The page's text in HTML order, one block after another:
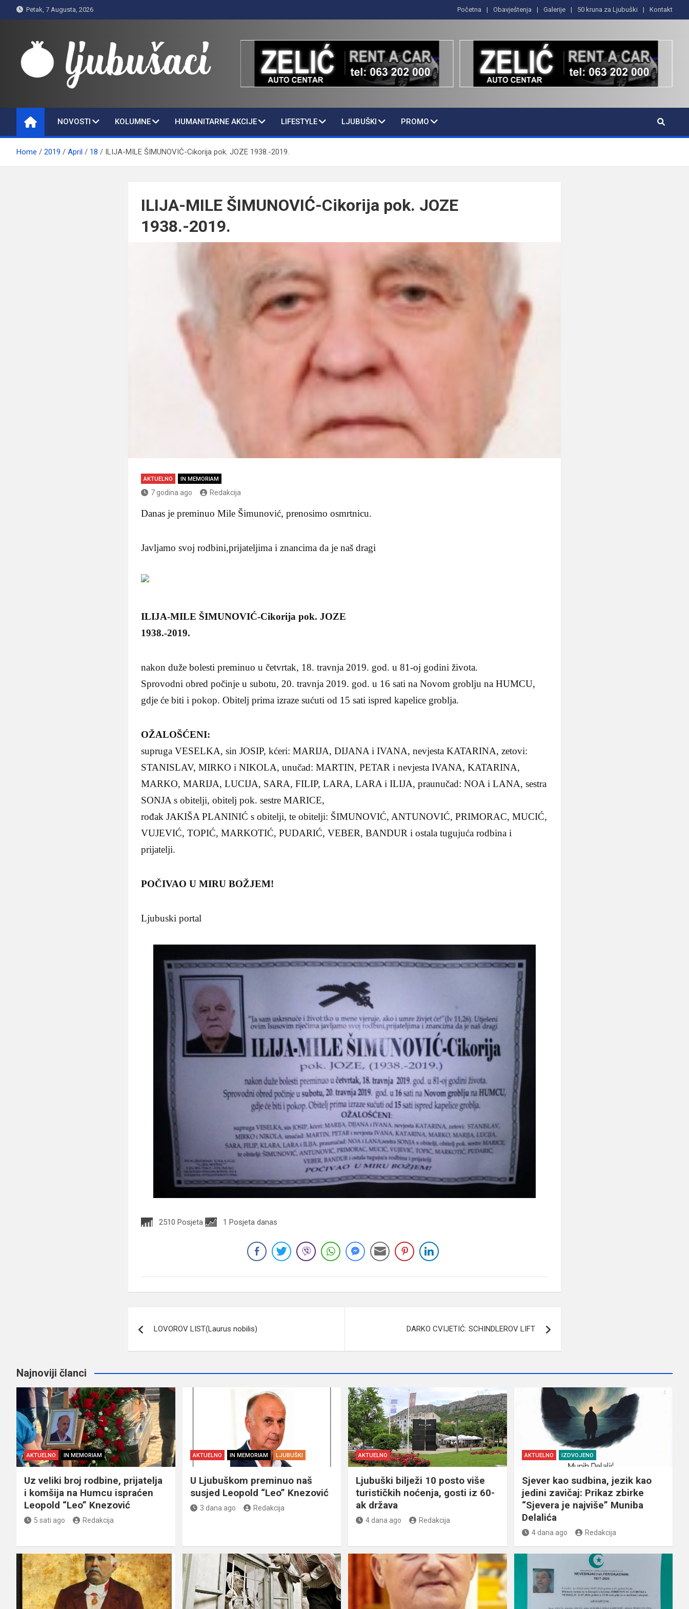
to
Petak, 7 Augusta, 2026 Početna Obavještenja Galerije 50 kruna za Ljubuški Kontakt
Ljubušaci
NOVOSTI KOLUMNE HUMANITARNE AKCIJE LIFESTYLE LJUBUŠKI PROMO
Home 2019 April 18 ILIJA-MILE ŠIMUNOVIĆ-Cikorija pok. JOZE 1938.-2019.
ILIJA-MILE ŠIMUNOVIĆ-Cikorija pok. JOZE
1938.-2019.
AKTUELNO IN MEMORIAM
7 godina ago Redakcija
Danas je preminuo Mile Šimunović, prenosimo osmrtnicu.
Javljamo svoj rodbini,prijateljima i znancima da je naš dragi
ILIJA-MILE ŠIMUNOVIĆ-Cikorija pok. JOZE
1938.-2019.
nakon duže bolesti preminuo u četvrtak, 18. travnja 2019. god. u 81-oj godini života.
Sprovodni obred počinje u subotu, 20. travnja 2019. god. u 16 sati na Novom groblju na HUMCU,
gdje će biti i pokop. Obitelj prima izraze sućuti od 15 sati ispred kapelice groblja.
OŽALOŠĆENI:
supruga VESELKA, sin JOSIP, kćeri: MARIJA, DIJANA i IVANA, nevjesta KATARINA, zetovi:
STANISLAV, MIRKO i NIKOLA, unučad: MARTIN, PETAR i nevjesta IVANA, KATARINA,
MARKO, MARIJA, LUCIJA, SARA, FILIP, LARA, LARA i ILIJA, praunučad: NOA i LANA, sestra
SONJA s obitelji, obitelj pok. sestre MARICE,
rođak JAKIŠA PLANINIĆ s obitelji, te obitelji: ŠIMUNOVIĆ, ANTUNOVIĆ, PRIMORAC, MUCIĆ,
VUJEVIĆ, TOPIĆ, MARKOTIĆ, PUDARIĆ, VEBER, BANDUR i ostala tugujuća rodbina i
prijatelji.
POČIVAO U MIRU BOŽJEM!
Ljubuski portal
2510 Posjeta 1 Posjeta danas
članaka
LOVOROV LIST(Laurus nobilis) DARKO CVIJETIĆ: SCHINDLEROV LIFT
Najnoviji članci
AKTUELNO IN MEMORIAM
Uz veliki broj rodbine, prijatelja
i komšija na Humcu ispraćen
Leopold “Leo” Knezović
5 sati ago Redakcija
AKTUELNO IN MEMORIAM LJUBUŠKI
U Ljubuškom preminuo naš
susjed Leopold “Leo” Knezović
3 dana ago Redakcija
AKTUELNO
Ljubuški bilježi 10 posto više
turističkih noćenja, gosti iz 60-
ak država
4 dana ago Redakcija
AKTUELNO IZDVOJENO
Sjever kao sudbina, jezik kao
jedini zavičaj: Prikaz zbirke
“Sjevera je najviše” Muniba
Delalića
4 dana ago Redakcija